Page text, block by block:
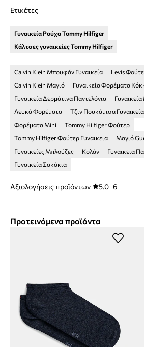
Ετικέτες
Γυναικεία Ρούχα Tommy Hilfiger
Κάλτσες γυναικείες Tommy Hilfiger
Calvin Klein Μπουφάν Γυναικεία
Levis
Calvin Klein Μαγιό
Γυναικεία Φορέματα
Γυναικεία Δερμάτινα Παντελόνια
Λευκά Φορέματα
Τζιν Πουκάμισα Γυναικεία
Φορέματα Mini
Tommy Hilfiger Φούτερ
Tommy Hilfiger Φούτερ Γυναικεια
Μαγιό
Γυναικείες Μπλούζες
Κολάν
Γυναικεια
Γυναικεία Σακάκια
Αξιολογήσεις προϊόντων 5.0 6
Προτεινόμενα προϊόντα